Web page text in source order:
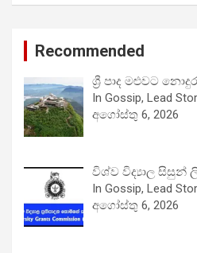
Recommended
ශ්‍රී පාද මළුවට
In Gossip, Lead
අගෝස්තු 6, 2026
විශ්ව විද්‍යාල සිසුන්
In Gossip, Lead
අගෝස්තු 6, 2026